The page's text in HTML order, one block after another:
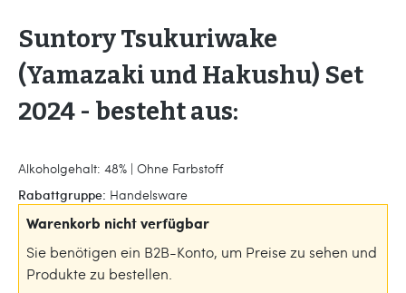
Suntory Tsukuriwake
(Yamazaki und Hakushu) Set
2024 - besteht aus:
Alkoholgehalt: 48% | Ohne Farbstoff
Rabattgruppe: Handelsware
Warenkorb nicht verfügbar
Sie benötigen ein B2B-Konto, um Preise zu sehen und
Produkte zu bestellen.